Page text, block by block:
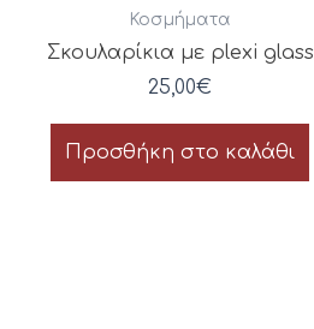
Κοσμήματα
Σκουλαρίκια με plexi glass
25,00€
Προσθήκη στο καλάθι